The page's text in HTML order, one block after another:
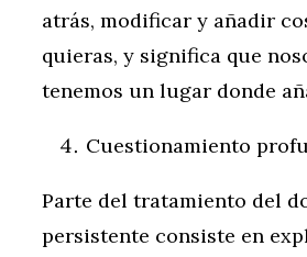
atrás, modificar y añadir
quieras, y significa que
tenemos un lugar donde
Cuestionamiento
Parte del tratamiento del
persistente consiste en